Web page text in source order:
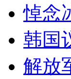
悼念
韩国
解放